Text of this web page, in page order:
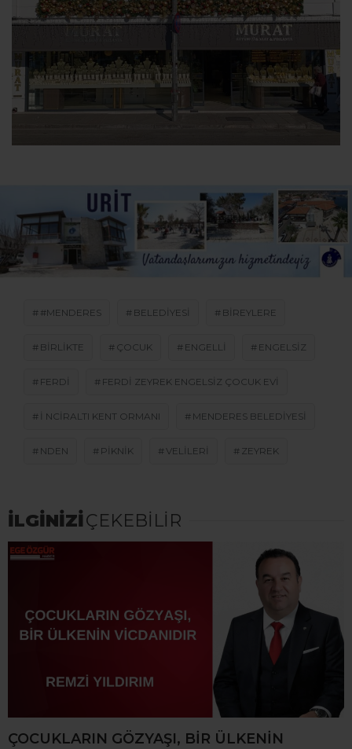
#MENDERES BELEDIYESI BIREYLERE
BIRLIKTE ÇOCUK ENGELLI ENGELSIZ
FERDI FERDI ZEYREK ENGELSIZ ÇOCUK EVI
I NCIRALTI KENT ORMANI MENDERES BELEDIYESI
NDEN PIKNIK VELILERI ZEYREK
İLGİNİZİÇEKEBİLİR
ÇOCUKLARIN GÖZYAŞI, BİR ÜLKENİN